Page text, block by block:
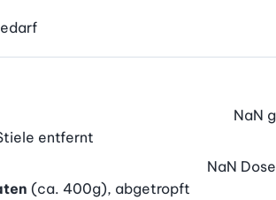
entfernt
NaN g
(ca. 400g), abgetropft
NaN Dose